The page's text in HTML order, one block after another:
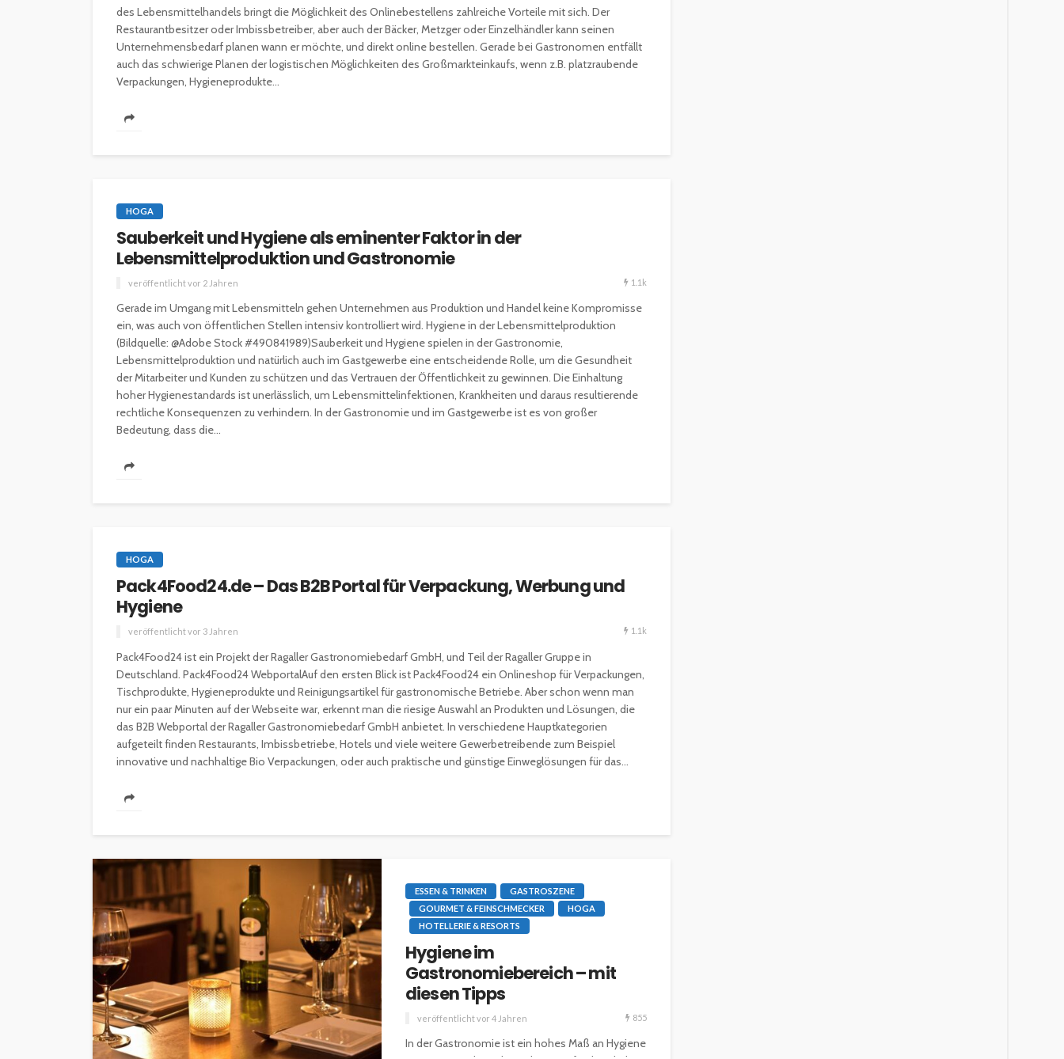
des Lebensmittelhandels bringt die Möglichkeit des Onlinebestellens zahlreiche Vorteile mit sich. Der
Restaurantbesitzer oder Imbissbetreiber, aber auch der Bäcker, Metzger oder Einzelhändler kann seinen
Unternehmensbedarf planen wann er möchte, und direkt online bestellen. Gerade bei Gastronomen entfällt
auch das schwierige Planen der logistischen Möglichkeiten des Großmarkteinkaufs, wenn z.B. platzraubende
Verpackungen, Hygieneprodukte...
HOGA
Sauberkeit und Hygiene als eminenter Faktor in der
Lebensmittelproduktion und Gastronomie
veröffentlicht vor 2 Jahren 1.1k
Gerade im Umgang mit Lebensmitteln gehen Unternehmen aus Produktion und Handel keine Kompromisse
ein, was auch von öffentlichen Stellen intensiv kontrolliert wird. Hygiene in der Lebensmittelproduktion
(Bildquelle: @Adobe Stock #490841989)Sauberkeit und Hygiene spielen in der Gastronomie,
Lebensmittelproduktion und natürlich auch im Gastgewerbe eine entscheidende Rolle, um die Gesundheit
der Mitarbeiter und Kunden zu schützen und das Vertrauen der Öffentlichkeit zu gewinnen. Die Einhaltung
hoher Hygienestandards ist unerlässlich, um Lebensmittelinfektionen, Krankheiten und daraus resultierende
rechtliche Konsequenzen zu verhindern. In der Gastronomie und im Gastgewerbe ist es von großer
Bedeutung, dass die...
HOGA
Pack4Food24.de – Das B2B Portal für Verpackung, Werbung und
Hygiene
veröffentlicht vor 3 Jahren 1.1k
Pack4Food24 ist ein Projekt der Ragaller Gastronomiebedarf GmbH, und Teil der Ragaller Gruppe in
Deutschland. Pack4Food24 WebportalAuf den ersten Blick ist Pack4Food24 ein Onlineshop für Verpackungen,
Tischprodukte, Hygieneprodukte und Reinigungsartikel für gastronomische Betriebe. Aber schon wenn man
nur ein paar Minuten auf der Webseite war, erkennt man die riesige Auswahl an Produkten und Lösungen, die
das B2B Webportal der Ragaller Gastronomiebedarf GmbH anbietet. In verschiedene Hauptkategorien
aufgeteilt finden Restaurants, Imbissbetriebe, Hotels und viele weitere Gewerbetreibende zum Beispiel
innovative und nachhaltige Bio Verpackungen, oder auch praktische und günstige Einweglösungen für das...
ESSEN & TRINKEN
GASTROSZENE
GOURMET & FEINSCHMECKER
HOGA
HOTELLERIE & RESORTS
Hygiene im
Gastronomiebereich – mit
diesen Tipps
veröffentlicht vor 4 Jahren 855
In der Gastronomie ist ein hohes Maß an Hygiene